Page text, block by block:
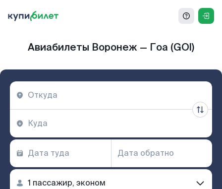
Авиабилеты Воронеж — Гоа (GOI)